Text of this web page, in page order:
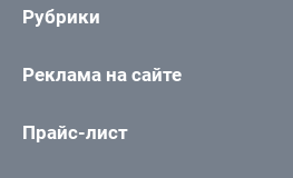
Рубрики
Реклама на сайте
Прайс-лист